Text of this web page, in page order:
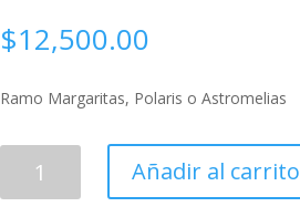
$12,500.00
Ramo Margaritas, Polaris o Astromelias
Añadir al carrito